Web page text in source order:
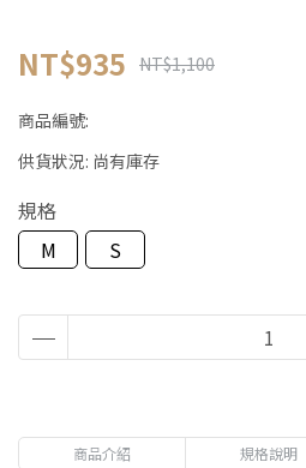
NT$935 NT$1,100
商品編號:
供貨狀況: 尚有庫存
規格
M
S
商品介紹 規格說明